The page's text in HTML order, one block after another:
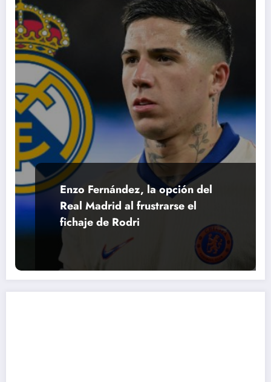
Enzo Fernández, la opción del
Real Madrid al frustrarse el
fichaje de Rodri